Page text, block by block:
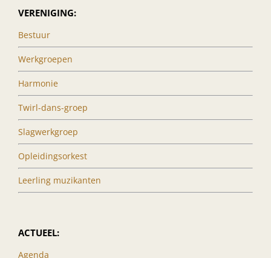
VERENIGING:
Bestuur
Werkgroepen
Harmonie
Twirl-dans-groep
Slagwerkgroep
Opleidingsorkest
Leerling muzikanten
ACTUEEL:
Agenda